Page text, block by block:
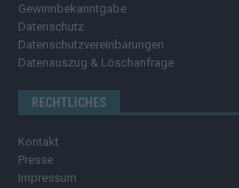
Gewinnbekanntgabe
Datenschutz
Datenschutzvereinbarungen
Datenauszug & Löschanfrage
RECHTLICHES
Kontakt
Presse
Impressum